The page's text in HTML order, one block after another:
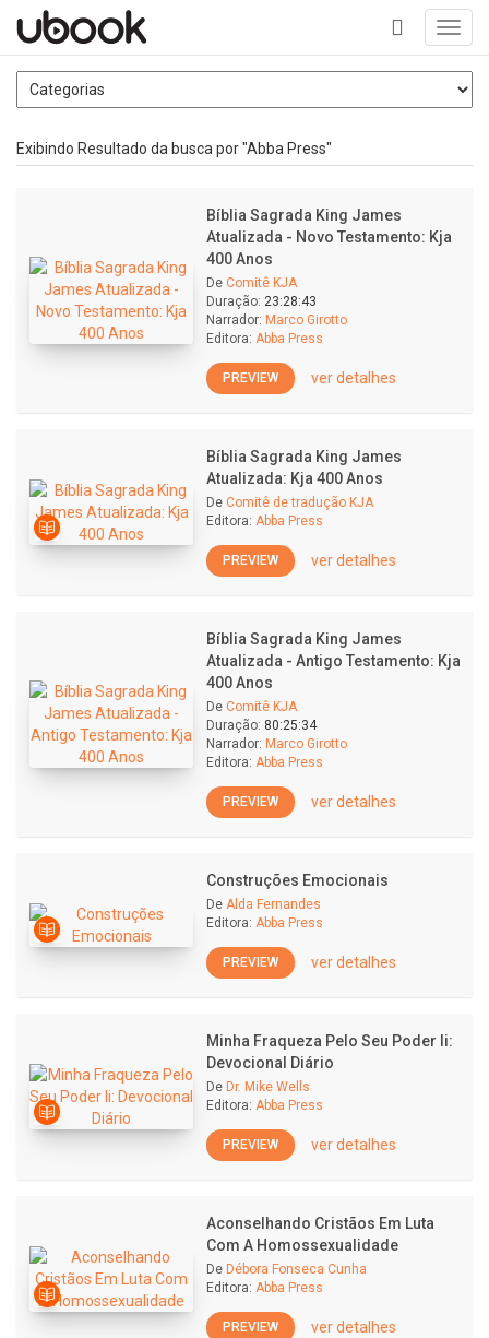
+
Exibindo Resultado da busca por "Abba Press"
Bíblia Sagrada King James
Atualizada - Novo Testamento: Kja
400 Anos
De Comitê KJA
Duração: 23:28:43
Narrador: Marco Girotto
Editora: Abba Press
PREVIEW ver detalhes
Bíblia Sagrada King James
Atualizada: Kja 400 Anos
De Comitê de tradução KJA
Editora: Abba Press
PREVIEW ver detalhes
Bíblia Sagrada King James
Atualizada - Antigo Testamento: Kja
400 Anos
De Comitê KJA
Duração: 80:25:34
Narrador: Marco Girotto
Editora: Abba Press
PREVIEW ver detalhes
Construções Emocionais
De Alda Fernandes
Editora: Abba Press
PREVIEW ver detalhes
Minha Fraqueza Pelo Seu Poder Ii:
Devocional Diário
De Dr. Mike Wells
Editora: Abba Press
PREVIEW ver detalhes
Aconselhando Cristãos Em Luta
Com A Homossexualidade
De Débora Fonseca Cunha
Editora: Abba Press
PREVIEW ver detalhes